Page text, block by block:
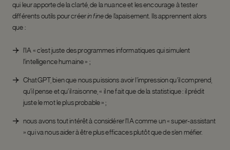
qui leur apporte de la clarté, de la nuance et les encourage à tester
différents outils pour créerin finede l’apaisement. Ils apprennent alors
que :
l’IA « c’est juste des programmes informatiques qui simulent
l’intelligence humaine » ;
ChatGPT, bien que nous puissions avoir l’impression qu’il comprend,
qu’il pense et qu’il raisonne, « il ne fait que de la statistique : il prédit
juste le mot le plus probable » ;
nous avons tout intérêt à considérer l’IA comme un « super-assistant
» qui va nous aider à être plus efficaces plutôt que de s’en méfier.